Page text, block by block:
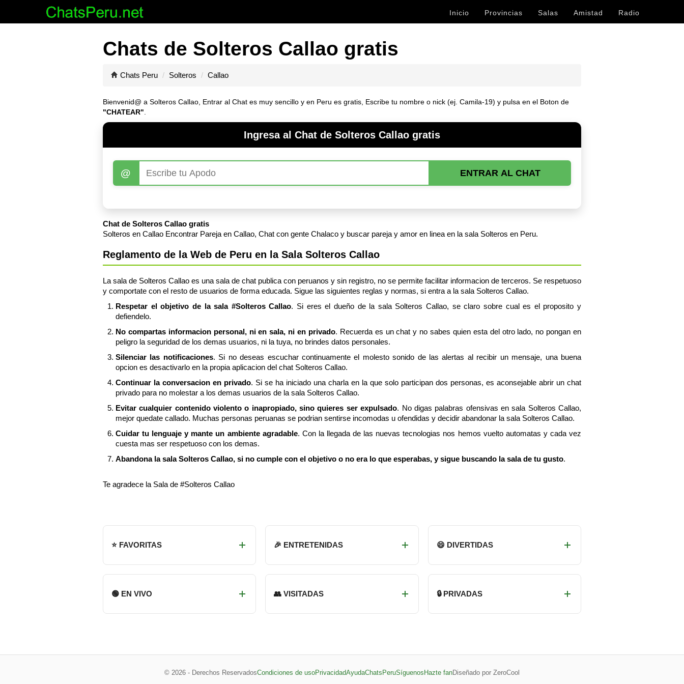
Inicio Provincias Salas Amistad Radio
Chats de Solteros Callao gratis
Chats Peru Solteros Callao
Bienvenid@ a Solteros Callao, Entrar al Chat es muy sencillo y en Peru es gratis, Escribe tu nombre o nick (ej. Camila-19) y pulsa en el Boton de
"CHATEAR"
Ingresa al Chat de Solteros Callao gratis
@ ENTRAR AL CHAT
Chat de Solteros Callao gratis
Solteros en Callao Encontrar Pareja en Callao, Chat con gente Chalaco y buscar pareja y amor en linea en la sala Solteros en Peru.
Reglamento de la Web de Peru en la Sala Solteros Callao
La sala de Solteros Callao es una sala de chat publica con peruanos y sin registro, no se permite facilitar informacion de terceros. Se respetuoso
y comportate con el resto de usuarios de forma educada. Sigue las siguientes reglas y normas, si entra a la sala Solteros Callao.
Respetar el objetivo de la sala #Solteros Callao. Si eres el dueño de la sala Solteros Callao, se claro sobre cual es el proposito y
defiendelo.
No compartas informacion personal, ni en sala, ni en privado. Recuerda es un chat y no sabes quien esta del otro lado, no pongan en
peligro la seguridad de los demas usuarios, ni la tuya, no brindes datos personales.
Silenciar las notificaciones. Si no deseas escuchar continuamente el molesto sonido de las alertas al recibir un mensaje, una buena
opcion es desactivarlo en la propia aplicacion del chat Solteros Callao.
Continuar la conversacion en privado. Si se ha iniciado una charla en la que solo participan dos personas, es aconsejable abrir un chat
privado para no molestar a los demas usuarios de la sala Solteros Callao.
Evitar cualquier contenido violento o inapropiado, sino quieres ser expulsado. No digas palabras ofensivas en sala Solteros Callao,
mejor quedate callado. Muchas personas peruanas se podrian sentirse incomodas u ofendidas y decidir abandonar la sala Solteros Callao.
Cuidar tu lenguaje y mante un ambiente agradable. Con la llegada de las nuevas tecnologias nos hemos vuelto automatas y cada vez
cuesta mas ser respetuoso con los demas.
Abandona la sala Solteros Callao, si no cumple con el objetivo o no era lo que esperabas, y sigue buscando la sala de tu gusto.
Te agradece la Sala de #Solteros Callao
⭐ FAVORITAS 🎉 ENTRETENIDAS 😄 DIVERTIDAS
🟢 EN VIVO 👥 VISITADAS 🔒 PRIVADAS
© 2026 - Derechos ReservadosCondiciones de usoPrivacidadAyudaChatsPeruSíguenos Hazte fanDiseñado por ZeroCool